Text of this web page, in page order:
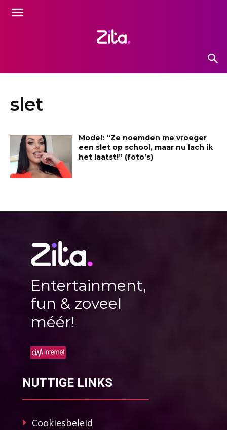
slet
Model: “Ze noemden me vroeger
een slet op school, maar nu lach ik
het laatst!” (foto’s)
Entertainment,
fun & zoveel
méér!
NUTTIGE LINKS
Cookiesbeleid